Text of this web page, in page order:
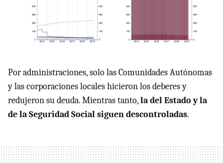
Por administraciones, solo las Comunidades Autónomas
y las corporaciones locales hicieron los deberes y
redujeron su deuda. Mientras tanto,la del Estado y la
de la Seguridad Social siguen descontroladas.